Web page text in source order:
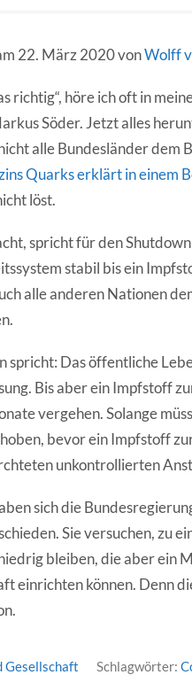
22. März 2020 vonWolff
richtig“, höre ich oft in
Söder. Jetzt alles
alle Bundesländer dem
Quarks erklärt in einem
löst.
spricht für den
stabil bis ein
alle anderen Nationen
spricht: Das öffentliche
Bis aber ein Impfstoff
vergehen. Solange
bevor ein Impfstoff
unkontrollierten
sich die
Sie versuchen, zu
bleiben, die aber ein
einrichten können. Denn
Gesellschaft Schlagwörter: